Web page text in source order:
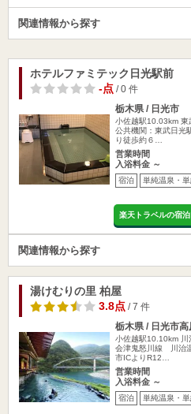
関連情報から探す
ホテルファミテック日光駅前
-点/ 0 件
栃木県 / 日光市
小佐越駅10.03km 東
公共機関：東武日光
り徒歩約６…
営業時間
入浴料金 ～
宿泊 単純温泉・
楽天トラベルの宿
関連情報から探す
湯けむりの里 柏屋
3.8点/ 7 件
栃木県 / 日光市高
小佐越駅10.10km
会津鬼怒川線 川治
市ICよりR12…
営業時間
入浴料金 ～
宿泊 単純温泉・